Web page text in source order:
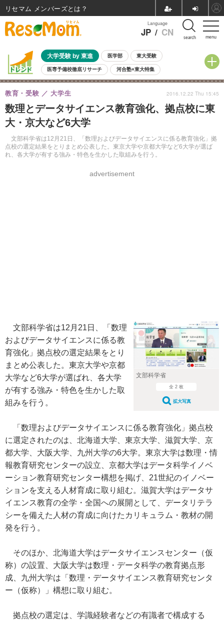
menu
Language
JP / CN search
大学受験 by 東進 医学部 東大受験
医専予備校徹底リサーチ 河合塾×東大特集
親子で考える大学選び 高校受験 中学受験 小学校受験
共通テスト 夏休み
8月開催イベント・WS 全国公立高校 過去問 人気記事
自由研究教材（小学生向け） 自由研究教材（中学生向け）
数理とデータサイエンス教育強化、拠点校に東
大・京大など6大学
文部科学省は12月21日、「数理およびデータサイエンスに係る教育強化」拠
点校の選定結果をとりまとめ公表した。東京大学や京都大学など6大学が選ば
れ、各大学が有する強み・特色を生かした取組みを行う。
教育・受験 大学生
advertisement
2016.12.22 Thu 15:45
文部科学省
全 2 枚
拡大写真
文部科学省は12月21日、「数理
およびデータサイエンスに係る教
育強化」拠点校の選定結果をとり
まとめ公表した。東京大学や京都
大学など6大学が選ばれ、各大学
が有する強み・特色を生かした取
組みを行う。
「数理およびデータサイエンスに係る教育強化」拠点校
に選定されたのは、北海道大学、東京大学、滋賀大学、京
都大学、大阪大学、九州大学の6大学。東京大学は数理・情
報教育研究センターの設立、京都大学はデータ科学イノベ
ーション教育研究センター構想を掲げ、21世紀のイノベー
ションを支える人材育成に取り組む。滋賀大学はデータサ
イエンス教育の全学・全国への展開として、データリテラ
シーを備えた人材の育成に向けたカリキュラム・教材の開
発を行う。
そのほか、北海道大学はデータサイエンスセンター（仮
称）の設置、大阪大学は数理・データ科学の教育拠点形
成、九州大学は「数理・データサイエンス教育研究センタ
ー（仮称）」構想に取り組む。
拠点校の選定は、学識経験者などの有識者で構成する
リセマム メンバーズ